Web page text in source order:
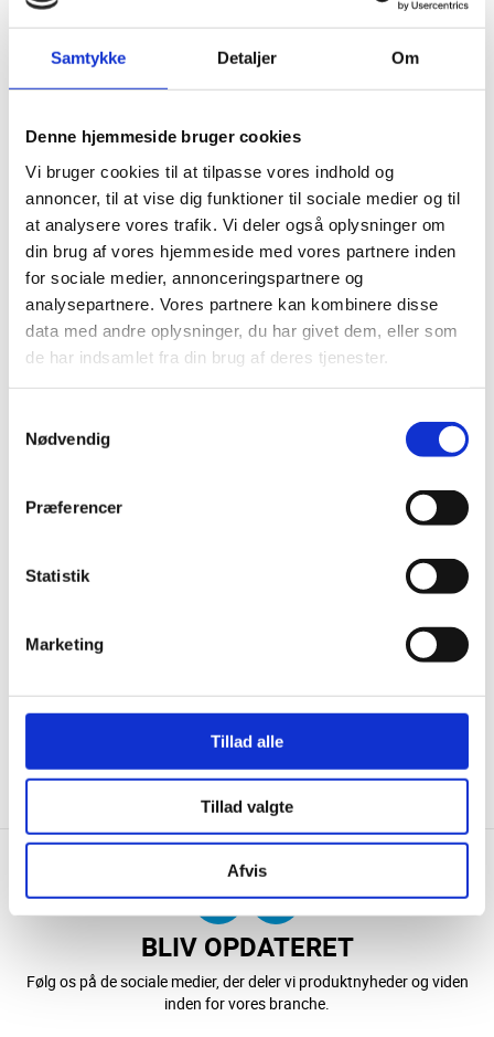
Samtykke Detaljer Om
Denne hjemmeside bruger cookies
Vi bruger cookies til at tilpasse vores indhold og
annoncer, til at vise dig funktioner til sociale medier og til
at analysere vores trafik. Vi deler også oplysninger om
din brug af vores hjemmeside med vores partnere inden
for sociale medier, annonceringspartnere og
analysepartnere. Vores partnere kan kombinere disse
data med andre oplysninger, du har givet dem, eller som
de har indsamlet fra din brug af deres tjenester.
Nødvendig
Præferencer
Statistik
Marketing
Tillad alle
Tillad valgte
Afvis
Mica
316L perforeret
KONTAKT OS DOWNLOAD
BLIV OPDATERET
Følg os på de sociale medier, der deler vi produktnyheder og viden
inden for vores branche.